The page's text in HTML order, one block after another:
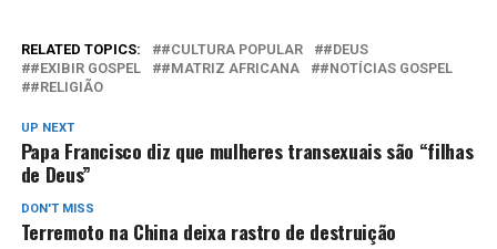
RELATED TOPICS: #CULTURA POPULAR
#DEUS
#EXIBIR GOSPEL
#MATRIZ AFRICANA
#NOTÍCIAS GOSPEL
#RELIGIÃO
UP NEXT
Papa Francisco diz que mulheres transexuais são “filhas
de Deus”
DON'T MISS
Terremoto na China deixa rastro de destruição